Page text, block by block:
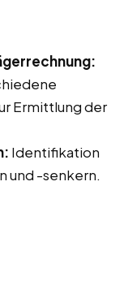
Ermittlung der
Identifikation
und -senkern.